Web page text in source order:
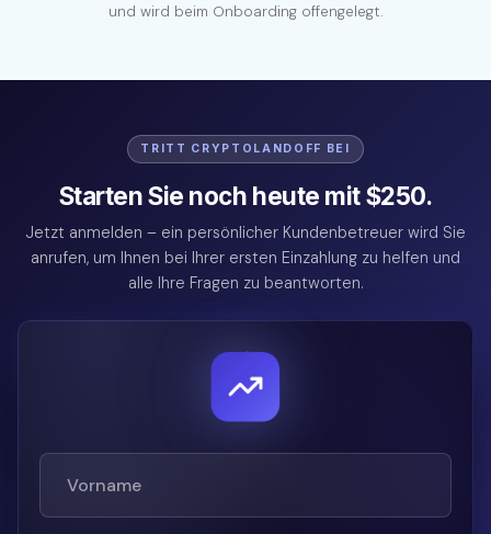
und wird beim Onboarding offengelegt.
TRITT CRYPTOLANDOFF BEI
Starten Sie noch heute mit $250.
Jetzt anmelden – ein persönlicher Kundenbetreuer wird Sie
anrufen, um Ihnen bei Ihrer ersten Einzahlung zu helfen und
alle Ihre Fragen zu beantworten.